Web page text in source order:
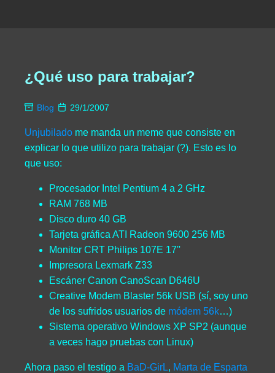
¿Qué uso para trabajar?
Blog 29/1/2007
Unjubilado me manda un meme que consiste en
explicar lo que utilizo para trabajar (?). Esto es lo
que uso:
Procesador Intel Pentium 4 a 2 GHz
RAM 768 MB
Disco duro 40 GB
Tarjeta gráfica ATI Radeon 9600 256 MB
Monitor CRT Philips 107E 17''
Impresora Lexmark Z33
Escáner Canon CanoScan D646U
Creative Modem Blaster 56k USB (sí, soy uno
de los sufridos usuarios de módem 56k…)
Sistema operativo Windows XP SP2 (aunque
a veces hago pruebas con Linux)
Ahora paso el testigo a BaD-GirL, Marta de Esparta